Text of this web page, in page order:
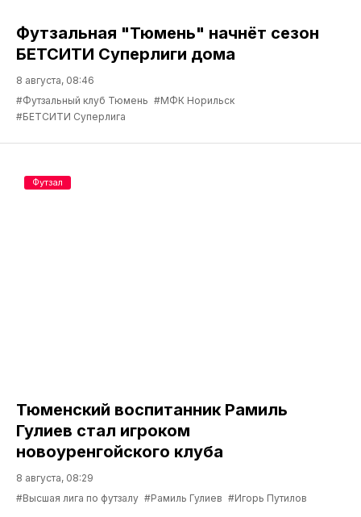
Футзальная "Тюмень" начнёт сезон
БЕТСИТИ Суперлиги дома
8 августа, 08:46
#Футзальный клуб Тюмень #МФК Норильск
#БЕТСИТИ Суперлига
Тюменский воспитанник Рамиль
Гулиев стал игроком
новоуренгойского клуба
8 августа, 08:29
#Высшая лига по футзалу #Рамиль Гулиев #Игорь Путилов
Футзал